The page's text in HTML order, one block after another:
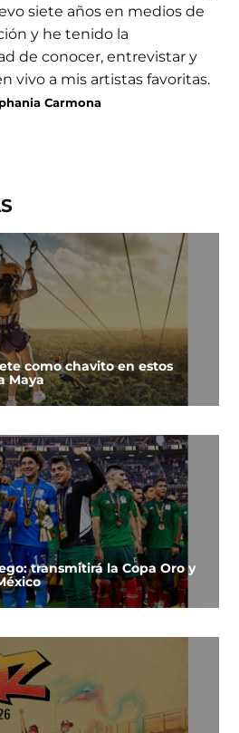
siete años en medios de
y he tenido la
de conocer, entrevistar y
vivo a mis artistas favoritas.
Carmona
como chavito en estos
Maya
transmitirá la Copa Oro y